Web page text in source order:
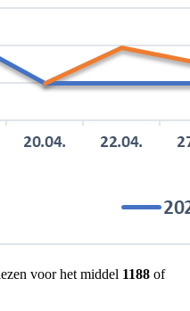
voor het middel 1188 of